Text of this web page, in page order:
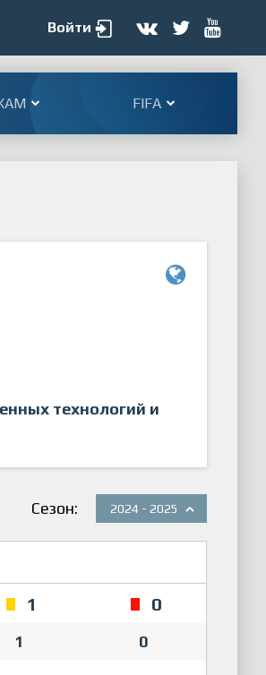
Войти
FIFA
технологий и
2024 - 2025
Сезон:
1 0
1
0